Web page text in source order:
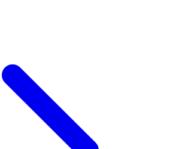
. 《정말 쉽네? 챗GPT 입문》에서는 맞
주는 GPT', '특정 프로그래밍 언어 코드
을 만들 수 있습니다. 책에서는 맞춤형
구체적인 단계별 가이드를 제공하며,
정 및 프롬프트 예시를 제공합니다. 또
스트하고 개선하는 방법도 설명합니다.
느껴질 수 있지만, 《정말 쉽네? 챗GPT
을 따라하면 누구나 자신만의 맞춤형